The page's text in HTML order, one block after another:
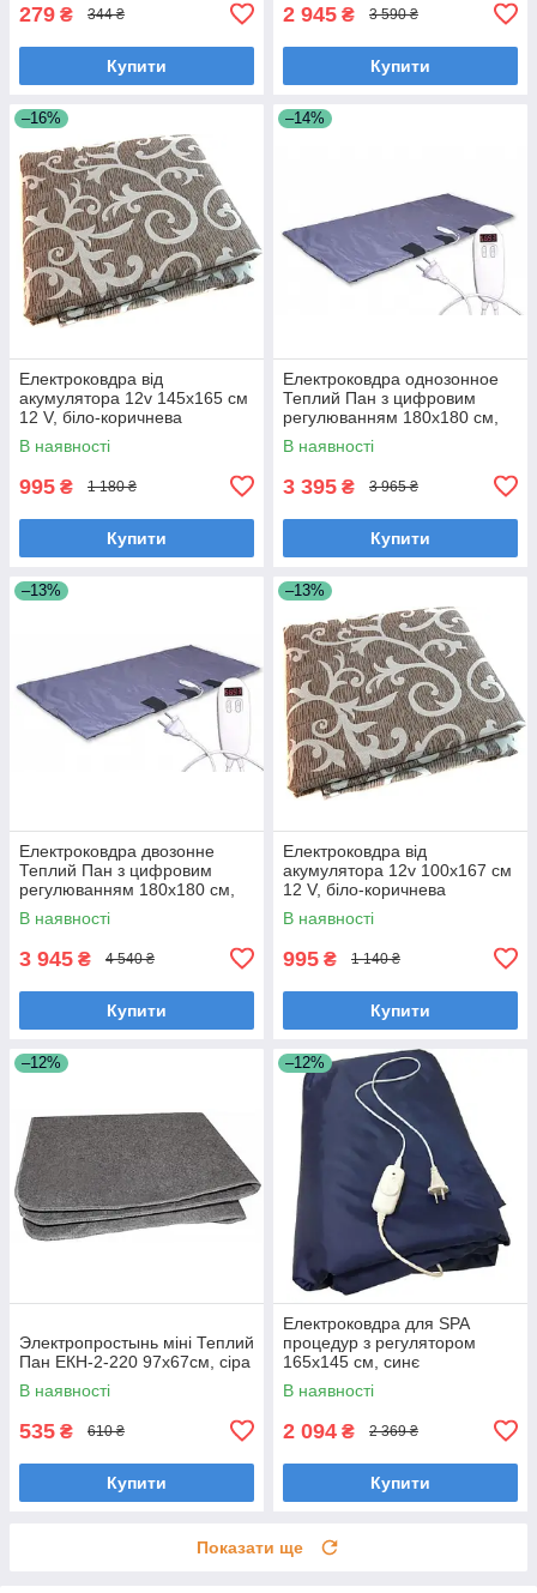
279 ₴ 344 ₴
Купити
2 945 ₴ 3 590 ₴
Купити
–16%
Електроковдра від
акумулятора 12v 145х165 см
12 V, біло-коричнева
В наявності
995 ₴ 1 180 ₴
Купити
–14%
Електроковдра однозонное
Теплий Пан з цифровим
регулюванням 180x180 см,
синє
В наявності
3 395 ₴ 3 965 ₴
Купити
–13%
Електроковдра двозонне
Теплий Пан з цифровим
регулюванням 180x180 см,
синє
В наявності
3 945 ₴ 4 540 ₴
Купити
–13%
Електроковдра від
акумулятора 12v 100х167 см
12 V, біло-коричнева
В наявності
995 ₴ 1 140 ₴
Купити
–12%
Электропростынь міні Теплий
Пан ЕКН-2-220 97х67см, сіра
В наявності
535 ₴ 610 ₴
Купити
–12%
Електроковдра для SPA
процедур з регулятором
165x145 см, синє
В наявності
2 094 ₴ 2 369 ₴
Купити
Показати ще